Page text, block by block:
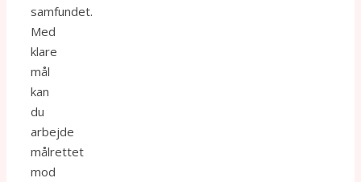
samfundet.
Med
klare
mål
kan
du
arbejde
målrettet
mod